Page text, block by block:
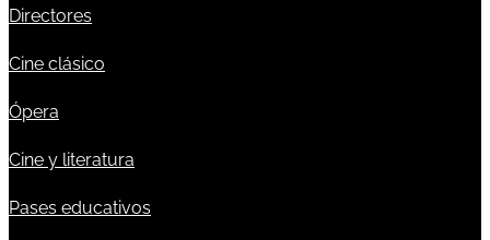
Directores
Cine clásico
Ópera
Cine y literatura
Pases educativos